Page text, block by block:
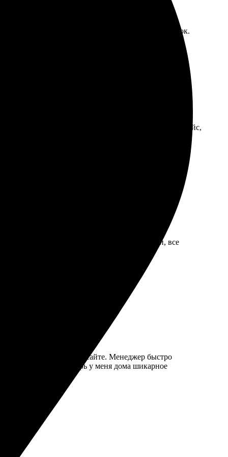
печати приняла быстро, оплата прошла без заминок.
результатом, буду заказывать еще!
фото, оформил заказ быстро. Удобный интерфейс,
Цвета яркие, все детали на месте. Выглядит
заказ. Сайт интуитивно понятный, все
чёткие.
Рекомендую всем!
фото, загрузила его на сайте. Менеджер быстро
стильно. Теперь у меня дома шикарное